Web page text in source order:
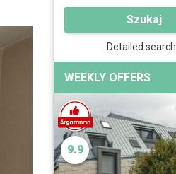
Szukaj
Detailed search
WEEKLY OFFERS
9.9